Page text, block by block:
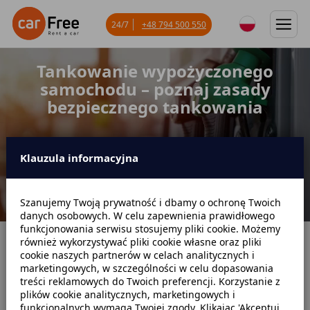
Tankowanie wypożyczonego
samochodu – poznaj zasady
bezpiecznego tankowania
24/7 +48 794 500 550
Strona główna Blog
Poradniki dotyczące wynajmu
Tankowanie wypożyczonego samochodu – poznaj zasady bezpiecznego
tankowania
Klauzula informacyjna
Szanujemy Twoją prywatność i dbamy o ochronę Twoich
danych osobowych. W celu zapewnienia prawidłowego
funkcjonowania serwisu stosujemy pliki cookie. Możemy
również wykorzystywać pliki cookie własne oraz pliki
cookie naszych partnerów w celach analitycznych i
marketingowych, w szczególności w celu dopasowania
treści reklamowych do Twoich preferencji. Korzystanie z
plików cookie analitycznych, marketingowych i